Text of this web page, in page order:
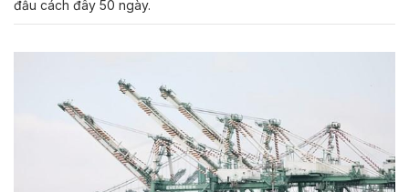
đầu cách đây 50 ngày.